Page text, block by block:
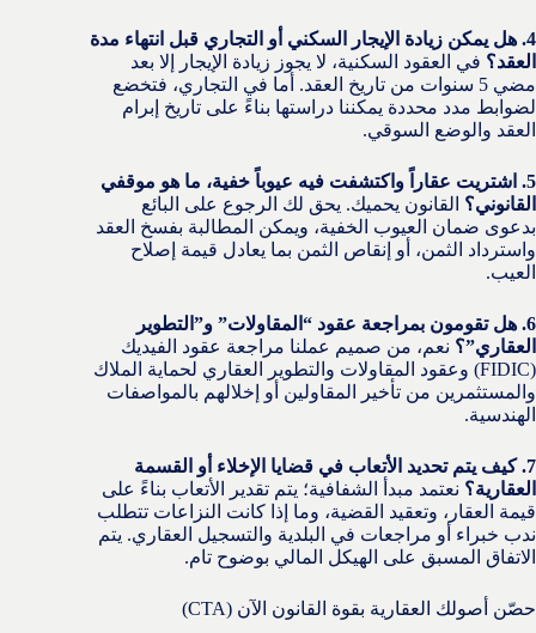
4. هل يمكن زيادة الإيجار السكني أو التجاري قبل انتهاء مدة
العقد؟ في العقود السكنية، لا يجوز زيادة الإيجار إلا بعد
مضي 5 سنوات من تاريخ العقد. أما في التجاري، فتخضع
لضوابط مدد محددة يمكننا دراستها بناءً على تاريخ إبرام
العقد والوضع السوقي.
5. اشتريت عقاراً واكتشفت فيه عيوباً خفية، ما هو موقفي
القانوني؟ القانون يحميك. يحق لك الرجوع على البائع
بدعوى ضمان العيوب الخفية، ويمكن المطالبة بفسخ العقد
واسترداد الثمن، أو إنقاص الثمن بما يعادل قيمة إصلاح
العيب.
6. هل تقومون بمراجعة عقود “المقاولات” و”التطوير
العقاري”؟ نعم، من صميم عملنا مراجعة عقود الفيديك
(FIDIC) وعقود المقاولات والتطوير العقاري لحماية الملاك
والمستثمرين من تأخير المقاولين أو إخلالهم بالمواصفات
الهندسية.
7. كيف يتم تحديد الأتعاب في قضايا الإخلاء أو القسمة
العقارية؟ نعتمد مبدأ الشفافية؛ يتم تقدير الأتعاب بناءً على
قيمة العقار، وتعقيد القضية، وما إذا كانت النزاعات تتطلب
ندب خبراء أو مراجعات في البلدية والتسجيل العقاري. يتم
الاتفاق المسبق على الهيكل المالي بوضوح تام.
حصّن أصولك العقارية بقوة القانون الآن (CTA)